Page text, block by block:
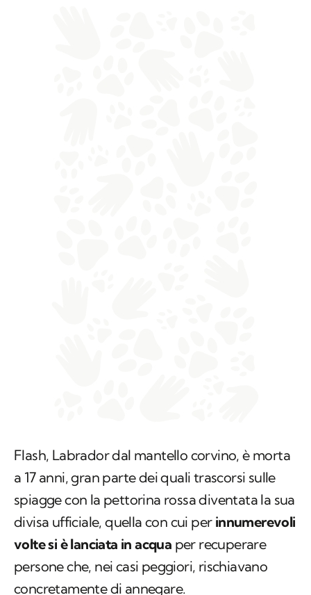
Flash, Labrador dal mantello corvino, è morta
a 17 anni, gran parte dei quali trascorsi sulle
spiagge con la pettorina rossa diventata la sua
divisa ufficiale, quella con cui per innumerevoli
volte si è lanciata in acqua per recuperare
persone che, nei casi peggiori, rischiavano
concretamente di annegare.